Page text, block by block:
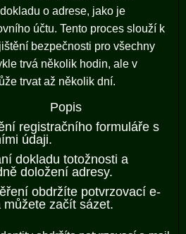
o adrese, jako je
účtu. Tento proces slouží k
bezpečnosti pro všechny
trvá několik hodin, ale v
trvat až několik dní.
Popis
registračního formuláře s
údaji.
dokladu totožnosti a
doložení adresy.
obdržíte potvrzovací e-
můžete začít sázet.